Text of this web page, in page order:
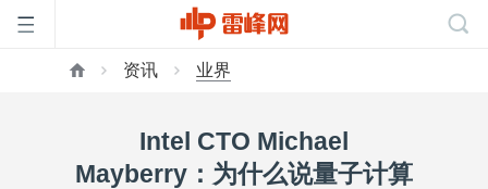
页
资讯 业界
Intel CTO Michael
Mayberry：为什么说量子计算